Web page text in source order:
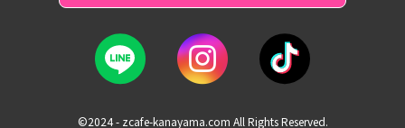
©2024 - zcafe-kanayama.com All Rights Reserved.